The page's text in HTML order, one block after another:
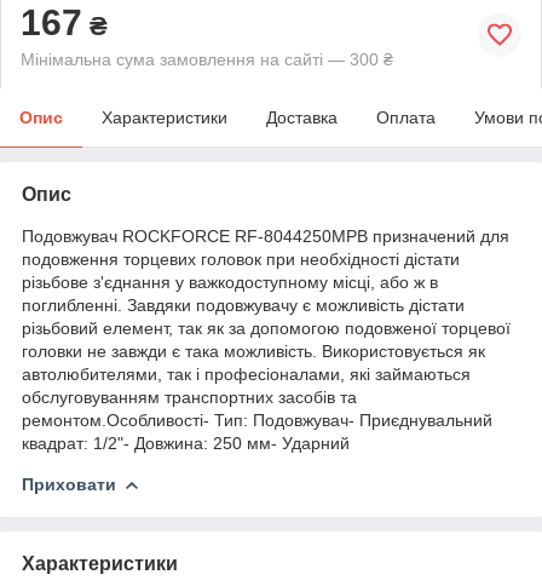
167 ₴
Мінімальна сума замовлення на сайті — 300 ₴
Опис Характеристики Доставка Оплата Умови
Опис
Подовжувач ROCKFORCE RF-8044250MPB призначений для
подовження торцевих головок при необхідності дістати
різьбове з'єднання у важкодоступному місці, або ж в
поглибленні. Завдяки подовжувачу є можливість дістати
різьбовий елемент, так як за допомогою подовженої торцевої
головки не завжди є така можливість. Використовується як
автолюбителями, так і професіоналами, які займаються
обслуговуванням транспортних засобів та
ремонтом.Особливості- Тип: Подовжувач- Приєднувальний
квадрат: 1/2"- Довжина: 250 мм- Ударний
Приховати
Характеристики